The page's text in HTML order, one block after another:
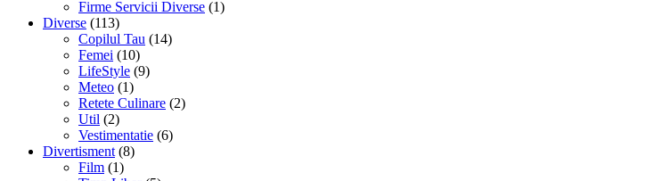
Firme Servicii Diverse (1)
Diverse (113)
Copilul Tau (14)
Femei (10)
LifeStyle (9)
Meteo (1)
Retete Culinare (2)
Util (2)
Vestimentatie (6)
Divertisment (8)
Film (1)